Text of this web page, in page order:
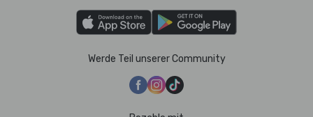
Werde Teil unserer Community